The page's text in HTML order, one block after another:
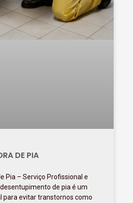
DE PIA
Pia – Serviço Profissional e
de pia é um
para evitar transtornos como